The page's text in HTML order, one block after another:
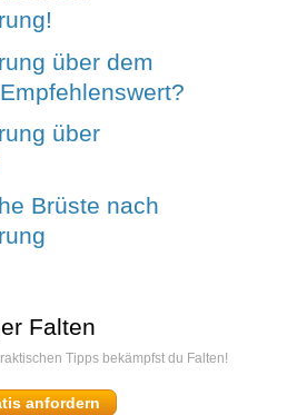
über dem
über
Brüste nach
Falten
Tipps bekämpfst du Falten!
anfordern